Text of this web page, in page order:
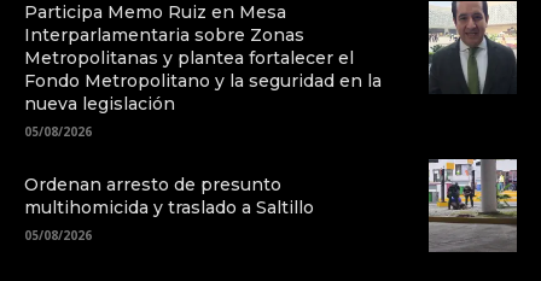
Participa Memo Ruiz en Mesa
Interparlamentaria sobre Zonas
Metropolitanas y plantea fortalecer el
Fondo Metropolitano y la seguridad en la
nueva legislación
05/08/2026
Ordenan arresto de presunto
multihomicida y traslado a Saltillo
05/08/2026